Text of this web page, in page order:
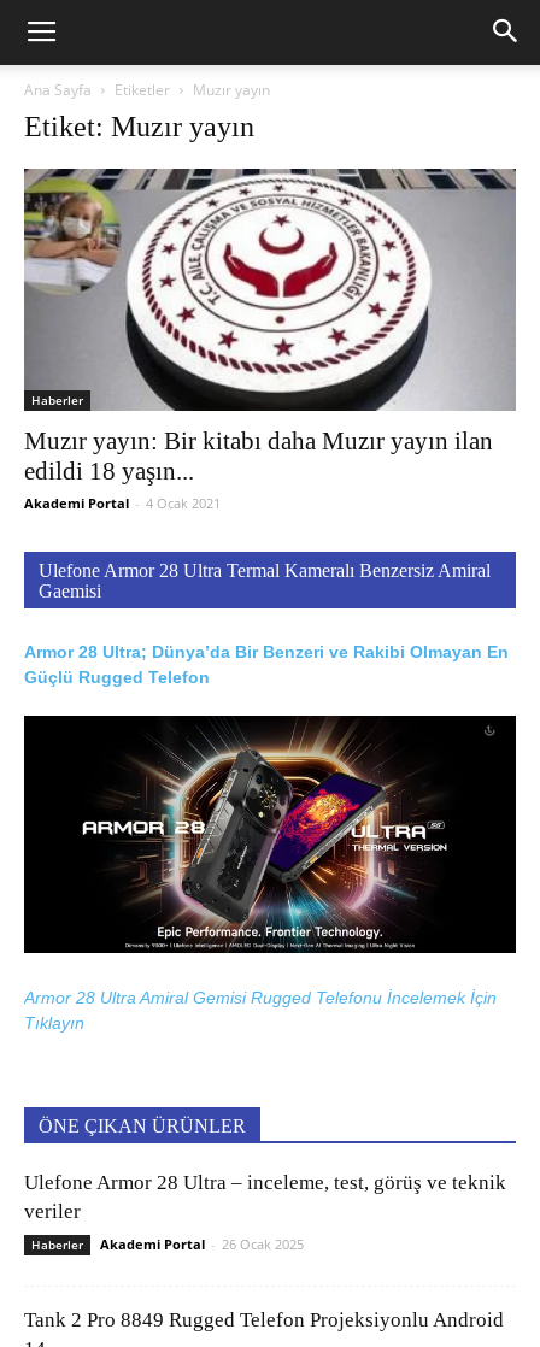
Ana Sayfa Etiketler Muzır yayın
Etiket: Muzır yayın
Haberler
Muzır yayın: Bir kitabı daha Muzır yayın ilan
edildi 18 yaşın...
Akademi Portal - 4 Ocak 2021
Ulefone Armor 28 Ultra Termal Kameralı Benzersiz Amiral
Gaemisi
Armor 28 Ultra; Dünya’da Bir Benzeri ve Rakibi Olmayan En
Güçlü Rugged Telefon
Armor 28 Ultra Amiral Gemisi Rugged Telefonu İncelemek İçin
Tıklayın
ÖNE ÇIKAN ÜRÜNLER
Ulefone Armor 28 Ultra – inceleme, test, görüş ve teknik
veriler
Haberler Akademi Portal - 26 Ocak 2025
Tank 2 Pro 8849 Rugged Telefon Projeksiyonlu Android